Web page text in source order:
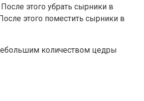
этого убрать сырники в
этого поместить сырники в
количеством цедры